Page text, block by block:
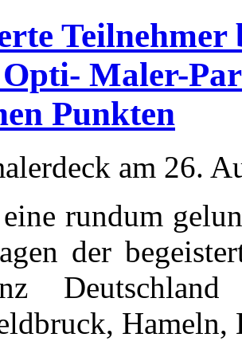
Maler-
Punkten
am 26.
rundum
der